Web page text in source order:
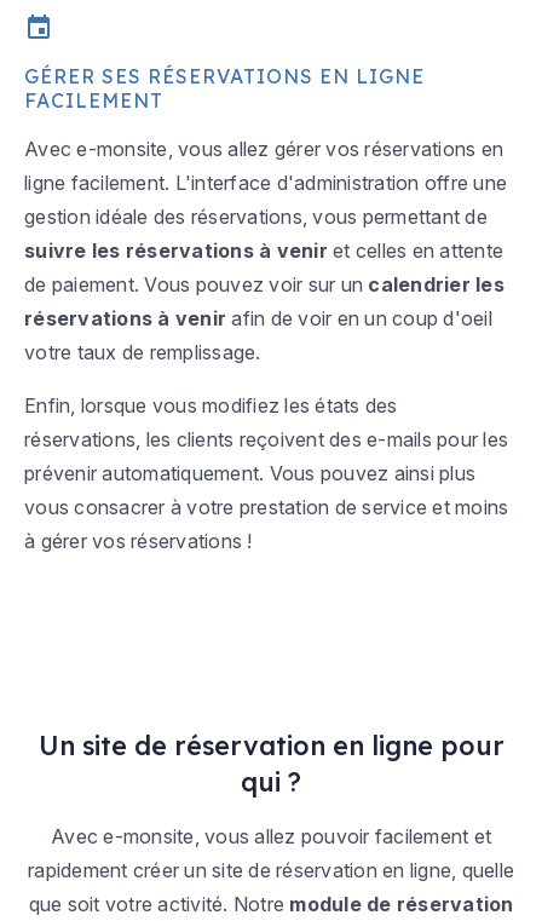
GÉRER SES RÉSERVATIONS EN LIGNE
FACILEMENT
Avec e-monsite, vous allez gérer vos réservations en
ligne facilement. L'interface d'administration offre une
gestion idéale des réservations, vous permettant de
suivre les réservations à venir et celles en attente
de paiement. Vous pouvez voir sur un calendrier les
réservations à venir afin de voir en un coup d'oeil
votre taux de remplissage.
Enfin, lorsque vous modifiez les états des
réservations, les clients reçoivent des e-mails pour les
prévenir automatiquement. Vous pouvez ainsi plus
vous consacrer à votre prestation de service et moins
à gérer vos réservations !
Un site de réservation en ligne pour
qui ?
Avec e-monsite, vous allez pouvoir facilement et
rapidement créer un site de réservation en ligne, quelle
que soit votre activité. Notre module de réservation